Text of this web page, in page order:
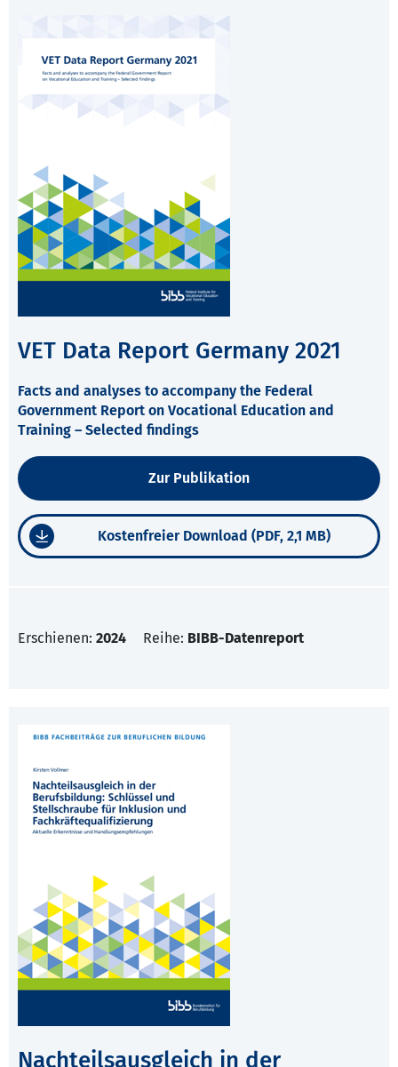
VET Data Report Germany 2021
Facts and analyses to accompany the Federal
Government Report on Vocational Education and
Training – Selected findings
Zur Publikation
Kostenfreier Download (PDF, 2,1 MB)
Erschienen: 2024 Reihe: BIBB-Datenreport
Nachteilsausgleich in der